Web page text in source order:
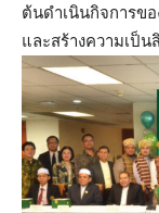
ต้นดำเนินกิจการข
และสร้างความเป็น